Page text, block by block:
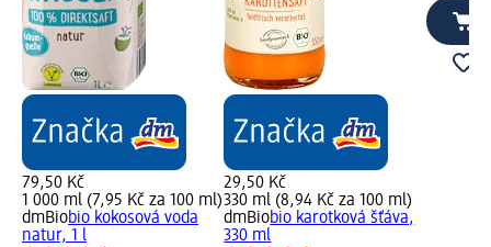
79,50 Kč
1 000 ml (7,95 Kč za 100 ml)
dmBiobio kokosová voda
natur, 1 l
29,50 Kč
330 ml (8,94 Kč za 100 ml)
dmBiobio karotková šťáva,
330 ml